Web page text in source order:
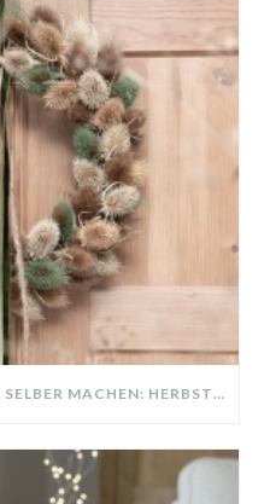
KRANZ AUS WILDEN KARDE SELBER MACHEN: HERBSTDEKO GANZ EINFACH